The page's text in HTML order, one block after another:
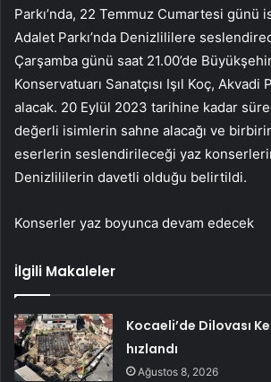
Parkı’nda, 22 Temmuz Cumartesi günü
Adalet Parkı’nda Denizlililere
Çarşamba günü saat 21.00’de
Konservatuarı Sanatçısı Işıl Koç, Akvadi
alacak. 20 Eylül 2023 tarihine kadar
değerli isimlerin sahne alacağı ve
eserlerin seslendirileceği yaz
Denizlililerin davetli olduğu belirtildi.
Konserler yaz boyunca devam edecek
İlgili Makaleler
Kocaeli’de Dilovası
hızlandı
Ağustos 8, 2026